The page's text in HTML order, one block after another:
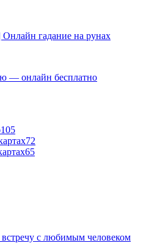
гадание на рунах
— онлайн бесплатно
105
72
65
с любимым человеком